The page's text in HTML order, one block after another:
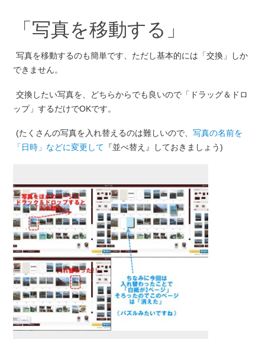
「写真を移動する」
写真を移動するのも簡単です、ただし基本的には「交換」しか
できません。
交換したい写真を、どちらからでも良いので「ドラッグ＆ドロ
ップ」するだけでOKです。
(たくさんの写真を入れ替えるのは難しいので、 写真の名前を
「日時」などに変更して 『並べ替え』しておきましょう)